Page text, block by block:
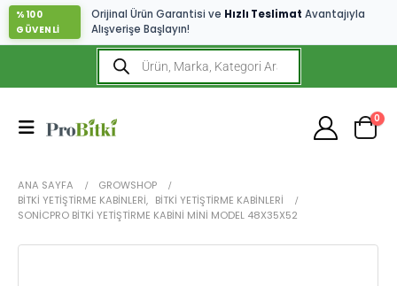
%100
GÜVENLİ
Orijinal Ürün Garantisi ve Hızlı Teslimat Avantajıyla
Alışverişe Başlayın!
0
ANA SAYFA
GROWSHOP
BITKI YETIŞTIRME KABINLERI, BITKI YETIŞTIRME KABINLERI
SONICPRO BITKI YETIŞTIRME KABINI MINI MODEL 48X35X52